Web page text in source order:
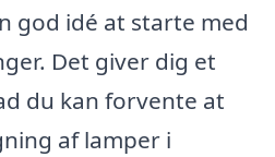
god idé at starte med
Det giver dig et
du kan forvente at
af lamper i